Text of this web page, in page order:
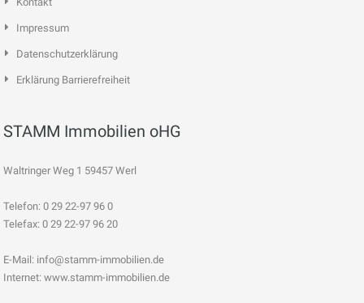
Impressum
Datenschutzerklärung
Erklärung Barrierefreiheit
STAMM Immobilien oHG
Waltringer Weg 1 59457 Werl
Telefon: 0 29 22-97 96 0
Telefax: 0 29 22-97 96 20
E-Mail: info@stamm-immobilien.de
Internet: www.stamm-immobilien.de